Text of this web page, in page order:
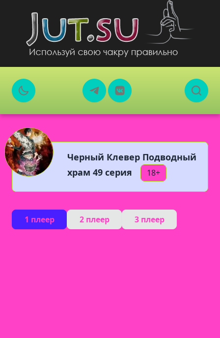
Черный Клевер Подводный
храм 49 серия
18+
1 плеер 2 плеер 3 плеер